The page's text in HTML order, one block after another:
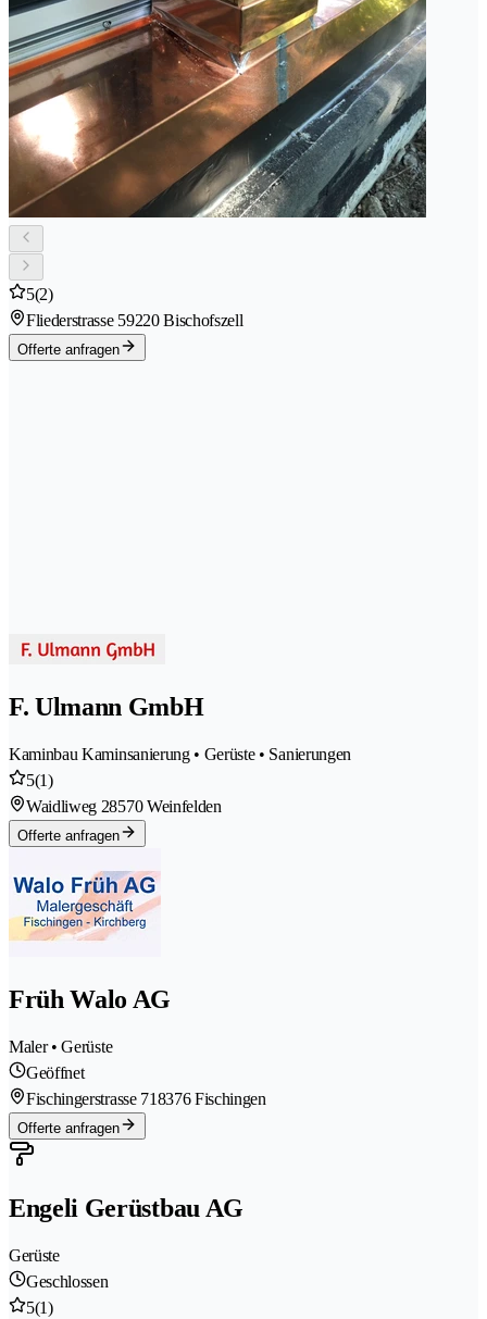
5(2)
Fliederstrasse 59220 Bischofszell
Offerte anfragen
F. Ulmann GmbH
Kaminbau Kaminsanierung • Gerüste • Sanierungen
5(1)
Waidliweg 28570 Weinfelden
Offerte anfragen
Früh Walo AG
Maler • Gerüste
Geöffnet
Fischingerstrasse 718376 Fischingen
Offerte anfragen
Engeli Gerüstbau AG
Gerüste
Geschlossen
5(1)